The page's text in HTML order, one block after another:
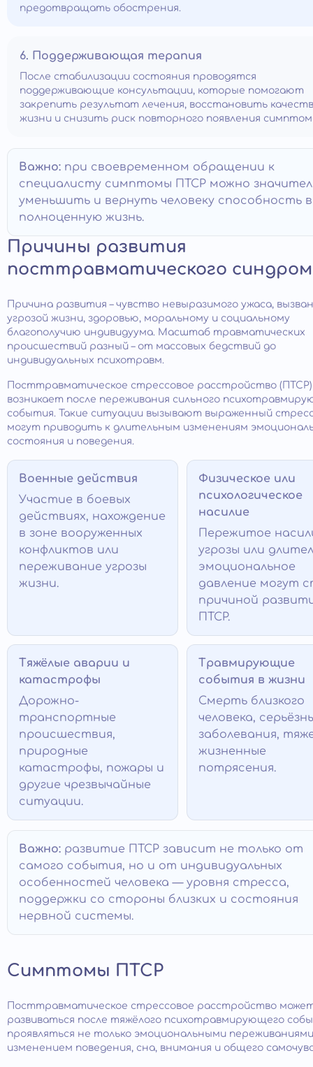
предотвращать обострения.
6. Поддерживающая терапия
После стабилизации состояния проводятся
поддерживающие консультации, которые помогают
закрепить результат лечения, восстановить
жизни и снизить риск повторного появления
Важно: при своевременном обращении к
специалисту симптомы ПТСР можно
уменьшить и вернуть человеку способность
полноценную жизнь.
Причины развития
посттравматического
Причина развития – чувство невыразимого ужаса,
угрозой жизни, здоровью, моральному и социальному
благополучию индивидуума. Масштаб травматических
происшествий разный – от массовых бедствий до
индивидуальных психотравм.
Посттравматическое стрессовое расстройство (ПТСР)
возникает после переживания сильного
события. Такие ситуации вызывают выраженный
могут приводить к длительным изменениям
состояния и поведения.
Военные действия
Участие в боевых
действиях, нахождение
в зоне вооруженных
конфликтов или
переживание угрозы
жизни.
Физическое или
психологическое
насилие
Пережитое
угрозы или
эмоциональное
давление могут
причиной
ПТСР.
Тяжёлые аварии и
катастрофы
Дорожно-
транспортные
происшествия,
природные
катастрофы, пожары и
другие чрезвычайные
ситуации.
Травмирующие
события в жизни
Смерть близкого
человека,
заболевания,
жизненные
потрясения.
Важно: развитие ПТСР зависит не только от
самого события, но и от индивидуальных
особенностей человека — уровня стресса,
поддержки со стороны близких и состояния
нервной системы.
Симптомы ПТСР
Посттравматическое стрессовое расстройство
развиваться после тяжёлого психотравмирующего
проявляться не только эмоциональными
изменением поведения, сна, внимания и общего